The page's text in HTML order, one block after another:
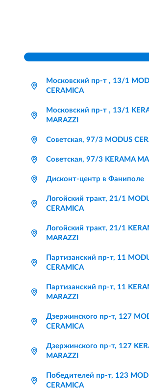
Московский пр-т , 13/1
CERAMICA
Московский пр-т , 13/1
MARAZZI
Советская, 97/3 MODUS
Советская, 97/3 KERAMA
Дисконт-центр в Фаниполе
Логойский тракт, 21/1
CERAMICA
Логойский тракт, 21/1
MARAZZI
Партизанский пр-т, 11
CERAMICA
Партизанский пр-т, 11
MARAZZI
Дзержинского пр-т, 127
CERAMICA
Дзержинского пр-т, 127
MARAZZI
Победителей пр-т, 123
CERAMICA